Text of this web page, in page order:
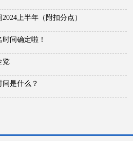
上半年（附扣分点）
间确定啦！
览
间是什么？